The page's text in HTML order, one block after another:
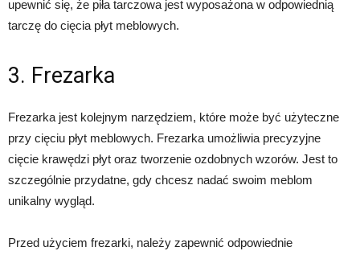
upewnić się, że piła tarczowa jest wyposażona w odpowiednią
tarczę do cięcia płyt meblowych.
3. Frezarka
Frezarka jest kolejnym narzędziem, które może być użyteczne
przy cięciu płyt meblowych. Frezarka umożliwia precyzyjne
cięcie krawędzi płyt oraz tworzenie ozdobnych wzorów. Jest to
szczególnie przydatne, gdy chcesz nadać swoim meblom
unikalny wygląd.
Przed użyciem frezarki, należy zapewnić odpowiednie